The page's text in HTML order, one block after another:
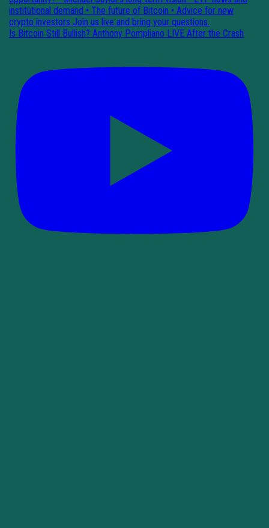
Is Bitcoin Still Bullish? Anthony Pompliano LIVE After the Crash